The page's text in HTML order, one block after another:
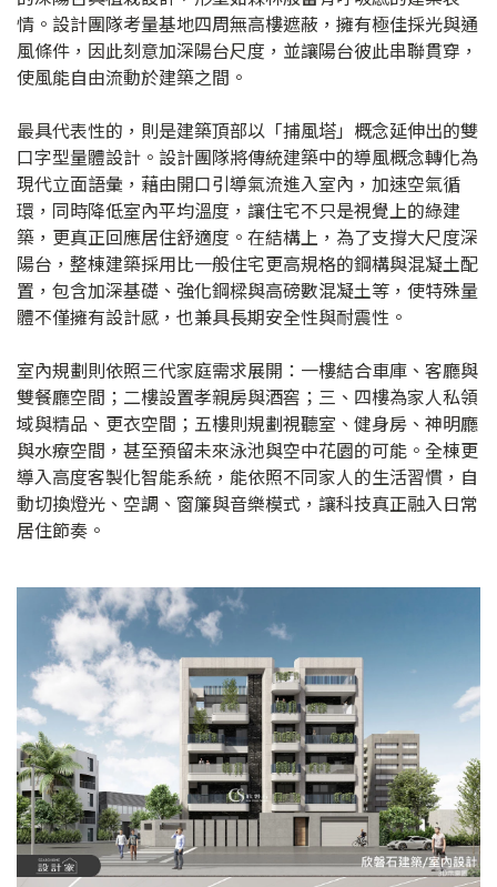
情。設計團隊考量基地四周無高樓遮蔽，擁有極佳採光與通
風條件，因此刻意加深陽台尺度，並讓陽台彼此串聯貫穿，
使風能自由流動於建築之間。
最具代表性的，則是建築頂部以「捕風塔」概念延伸出的雙
口字型量體設計。設計團隊將傳統建築中的導風概念轉化為
現代立面語彙，藉由開口引導氣流進入室內，加速空氣循
環，同時降低室內平均溫度，讓住宅不只是視覺上的綠建
築，更真正回應居住舒適度。在結構上，為了支撐大尺度深
陽台，整棟建築採用比一般住宅更高規格的鋼構與混凝土配
置，包含加深基礎、強化鋼樑與高磅數混凝土等，使特殊量
體不僅擁有設計感，也兼具長期安全性與耐震性。
室內規劃則依照三代家庭需求展開：一樓結合車庫、客廳與
雙餐廳空間；二樓設置孝親房與酒窖；三、四樓為家人私領
域與精品、更衣空間；五樓則規劃視聽室、健身房、神明廳
與水療空間，甚至預留未來泳池與空中花園的可能。全棟更
導入高度客製化智能系統，能依照不同家人的生活習慣，自
動切換燈光、空調、窗簾與音樂模式，讓科技真正融入日常
居住節奏。